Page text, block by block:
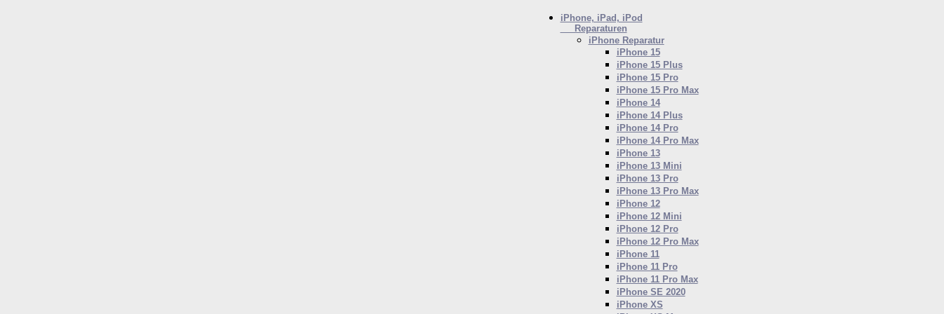
iPhone, iPad, iPod
Reparaturen
iPhoneReparatur
iPhone 15
iPhone 15 Plus
iPhone 15 Pro
iPhone 15 Pro Max
iPhone 14
iPhone 14 Plus
iPhone 14 Pro
iPhone 14 Pro Max
iPhone 13
iPhone 13 Mini
iPhone 13 Pro
iPhone 13 Pro Max
iPhone 12
iPhone 12 Mini
iPhone 12 Pro
iPhone 12 Pro Max
iPhone 11
iPhone 11 Pro
iPhone 11 Pro Max
iPhone SE 2020
iPhone XS